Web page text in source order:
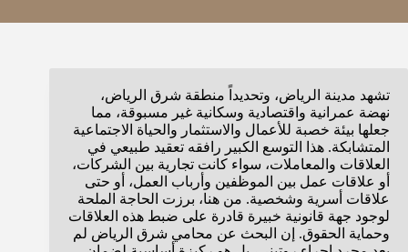
تشهد مدينة الرياض، وتحديداً منطقة شرق الرياض،
نهضة عمرانية واقتصادية وسكانية غير مسبوقة، مما
جعلها بيئة خصبة للأعمال والاستثمار والحياة الاجتماعية
المتشابكة. هذا التوسع الكبير رافقه تعقيد طبيعي في
العلاقات والمعاملات، سواء كانت تجارية بين الشركات،
أو علاقات عمل بين الموظفين وأرباب العمل، أو حتى
علاقات أسرية وشخصية. من هنا، برزت الحاجة الملحة
لوجود جهة قانونية خبيرة قادرة على ضبط هذه العلاقات
وحماية الحقوق. إن البحث عن محامي شرق الرياض لم